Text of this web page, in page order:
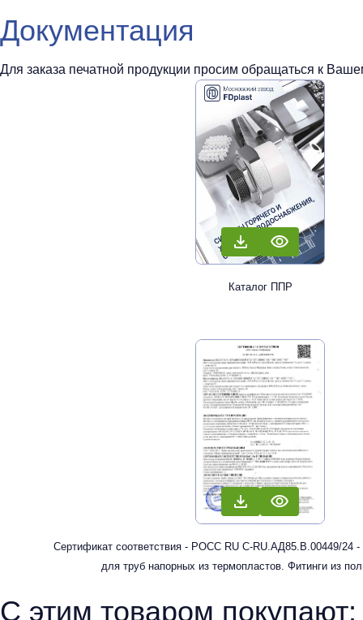
Документация
Для заказа печатной продукции просим обращаться к
Каталог ППР
Сертификат соответствия - РОСС RU С-RU.АД85.В.00449/24
для труб напорных из термопластов. Фитинги из
отопления
С этим товаром покупают: